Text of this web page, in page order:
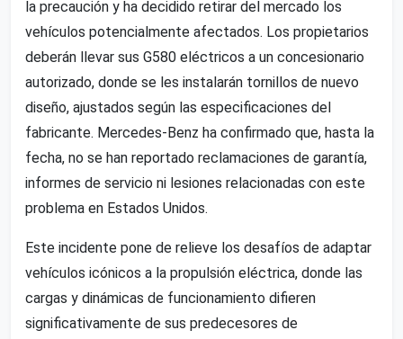
la precaución y ha decidido retirar del mercado los
vehículos potencialmente afectados. Los propietarios
deberán llevar sus G580 eléctricos a un concesionario
autorizado, donde se les instalarán tornillos de nuevo
diseño, ajustados según las especificaciones del
fabricante. Mercedes-Benz ha confirmado que, hasta la
fecha, no se han reportado reclamaciones de garantía,
informes de servicio ni lesiones relacionadas con este
problema en Estados Unidos.
Este incidente pone de relieve los desafíos de adaptar
vehículos icónicos a la propulsión eléctrica, donde las
cargas y dinámicas de funcionamiento difieren
significativamente de sus predecesores de